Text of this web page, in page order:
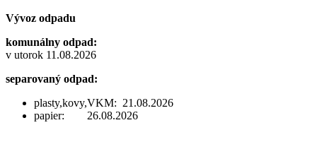
Vývoz odpadu
komunálny odpad:
v utorok 11.08.2026
separovaný odpad:
plasty,kovy,VKM: 21.08.2026
papier: 26.08.2026